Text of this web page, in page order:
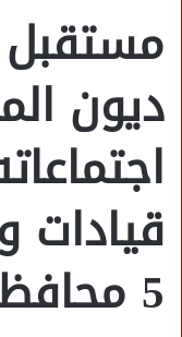
ديون
قيادات
5 محافظات